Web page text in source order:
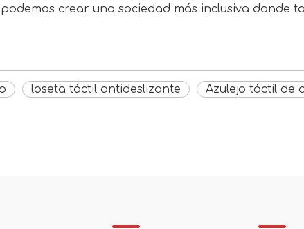
crear una sociedad más inclusiva donde
loseta táctil antideslizante Azulejo táctil de